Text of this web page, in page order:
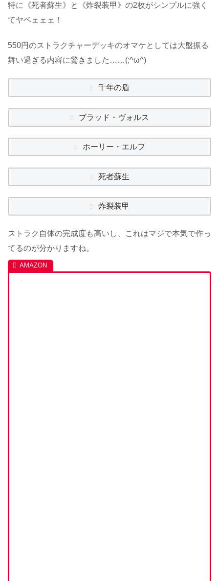
特に《死者蘇生》と《炸裂装甲》の2枚がシンプルに強く
てヤベェェェ！
550円のストラクチャーデッキのオマケとしては大盤振る
舞い過ぎる内容に驚きました……(;^ω^)
千年の盾
ブラッド・ヴォルス
ホーリー・エルフ
死者蘇生
炸裂装甲
ストラク自体の完成度も高いし、これはマジで本気で作っ
てるのが分かりますね。